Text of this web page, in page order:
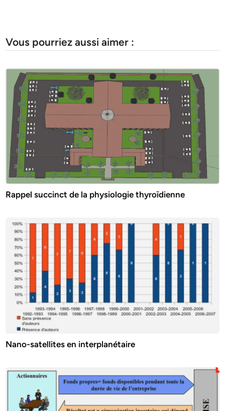
Vous pourriez aussi aimer :
Rappel succinct de la physiologie thyroïdienne
Nano-satellites en interplanétaire